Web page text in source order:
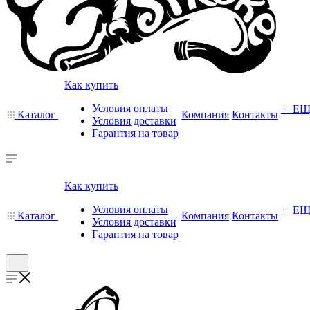
Каталог
Как купить
Условия оплаты
Условия доставки
Гарантия на товар
Компания Контакты +
Каталог
Как купить
Условия оплаты
Условия доставки
Гарантия на товар
Компания Контакты +